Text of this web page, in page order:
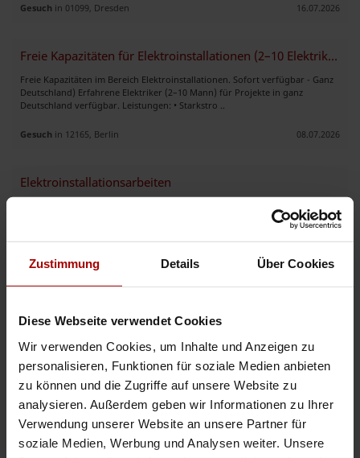
Zustimmung Details Über Cookies
Diese Webseite verwendet Cookies
Wir verwenden Cookies, um Inhalte und Anzeigen zu
personalisieren, Funktionen für soziale Medien anbieten
zu können und die Zugriffe auf unsere Website zu
analysieren. Außerdem geben wir Informationen zu Ihrer
Verwendung unserer Website an unsere Partner für
soziale Medien, Werbung und Analysen weiter. Unsere
Gesuch in 01099, Dresden 16.07.2026
Freie Kapazitäten für Elektroinstallationen (2–10 Elektriker)
Freie Kapazitäten im Bereich Elektroinstallationen. Sofort verfügbar - Ganz
Deutschland) Erfahrene Elektriker (2–10 Mann) für Projekte in ganz
Deutschland verfügbar. Leistungen: • Starkstro ..
Gesuch in 12165, Berlin 08.07.2026
Elektroinstallationsarbeiten
Elektrobetriebe bei Montagearbeiten, Kabelverlegung usw. ..
Elektro Velcani ist ein junges, engagiertes Unternehmen, das für Qualität,
Elektromeisterbetrieb verbinden wir aktuelles Fachwissen mit sorgfä ..
Gesuchin 13595, Berlin 01.07.2026
Elektroinstallationen
Hallo zusammen, Elektro Jomard sucht neue Aufträge im Bereich